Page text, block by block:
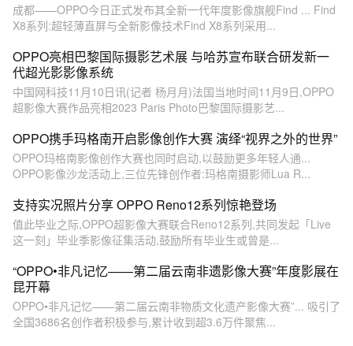
成都——OPPO今日正式发布其全新一代年度影像旗舰Find ... Find
X8系列:超轻薄直屏与全新影像技术Find X8系列采用...
OPPO亮相巴黎国际摄影艺术展 与哈苏宣布联合研发新一
代超光影影像系统
中国网科技11月10日讯(记者 杨月月)法国当地时间11月9日,OPPO
超影像大赛作品亮相2023 Paris Photo巴黎国际摄影艺...
OPPO携手玛格南开启影像创作大赛 演绎“视界之外的世界”
OPPO玛格南影像创作大赛也同时启动,以鼓励更多年轻人通...
OPPO影像沙龙活动上,三位先锋创作者:玛格南摄影师Lua R...
支持实况照片分享 OPPO Reno12系列惊艳登场
值此毕业之际,OPPO超影像大赛联合Reno12系列,共同发起「Live
这一刻」毕业季影像征集活动,鼓励所有毕业生或曾是...
“OPPO•非凡记忆——第二届云南非遗影像大赛”年度影展在
昆开幕
OPPO•非凡记忆——第二届云南非物质文化遗产影像大赛”... 吸引了
全国3686名创作者积极参与,累计收到超3.6万件聚焦...